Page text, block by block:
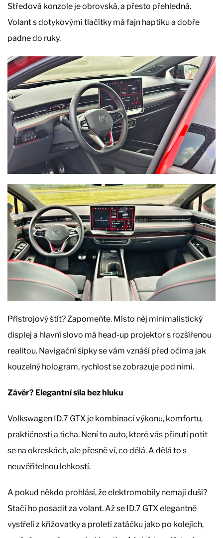
Středová konzole je obrovská, a přesto přehledná.
Volant s dotykovými tlačítky má fajn haptiku a dobře
padne do ruky.
Přístrojový štít? Zapomeňte. Místo něj minimalistický
displej a hlavní slovo má head-up projektor s rozšířenou
realitou. Navigační šipky se vám vznáší před očima jak
kouzelný hologram, rychlost se zobrazuje pod nimi.
Závěr? Elegantní síla bez hluku
Volkswagen ID.7 GTX je kombinací výkonu, komfortu,
praktičnosti a ticha. Není to auto, které vás přinutí potit
se na okreskách, ale přesně ví, co dělá. A dělá to s
neuvěřitelnou lehkostí.
A pokud někdo prohlásí, že elektromobily nemají duši?
Stačí ho posadit za volant. Až se ID.7 GTX elegantně
vystřelí z křižovatky a proletí zatáčku jako po kolejích,